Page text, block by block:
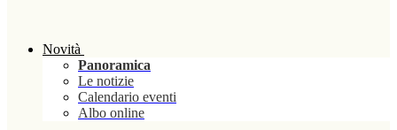
Novità
Panoramica
Le notizie
Calendario eventi
Albo online